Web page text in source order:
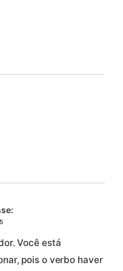
Você está
pois o verbo haver